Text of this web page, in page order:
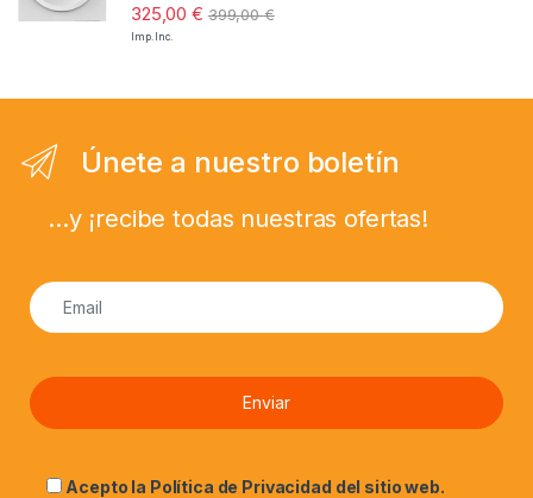
325,00€ 399,00€
Imp. Inc.
Únete a nuestro boletín
...y ¡recibe todas nuestras ofertas!
Acepto la Política de Privacidad del sitio web.